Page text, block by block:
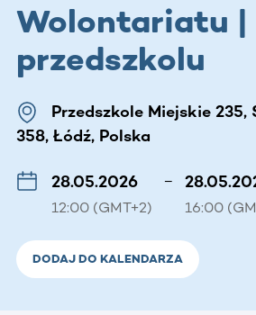
Wolontariatu |
przedszkolu
Przedszkole Miejskie 235,
358, Łódź, Polska
28.05.2026
12:00 (GMT+2)
–
16:00
DODAJ DO KALENDARZA